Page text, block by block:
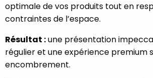
optimale de vos produits tout en
contraintes de l’espace.
Résultat :une présentation
régulier et une expérience premium
encombrement.